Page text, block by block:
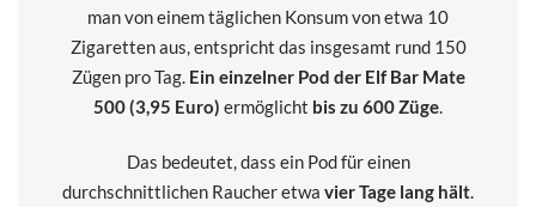
man von einem täglichen Konsum von etwa 10
Zigaretten aus, entspricht das insgesamt rund 150
Zügen pro Tag. Ein einzelner Pod der Elf Bar Mate
500 (3,95 Euro) ermöglicht bis zu 600 Züge.
Das bedeutet, dass ein Pod für einen
durchschnittlichen Raucher etwa vier Tage lang hält.